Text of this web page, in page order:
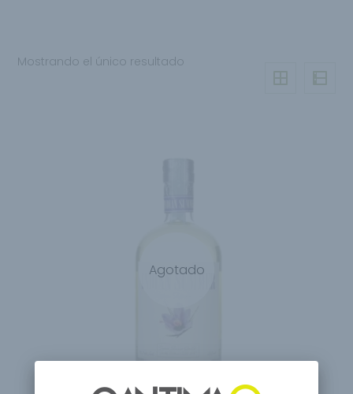
Mostrando el único resultado
Agotado